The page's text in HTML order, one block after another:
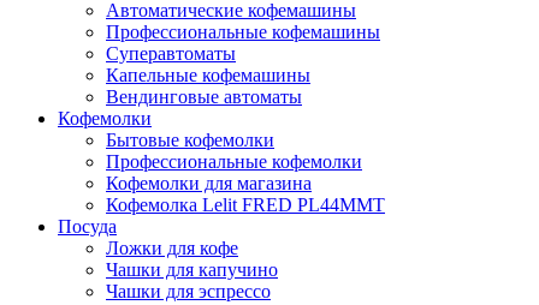
Автоматические кофемашины
Профессиональные кофемашины
Суперавтоматы
Капельные кофемашины
Вендинговые автоматы
Кофемолки
Бытовые кофемолки
Профессиональные кофемолки
Кофемолки для магазина
Кофемолка Lelit FRED PL44MMT
Посуда
Ложки для кофе
Чашки для капучино
Чашки для эспрессо